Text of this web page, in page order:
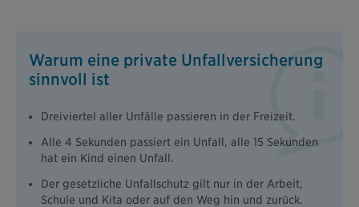
Warum eine private Unfallversicherung
sinnvoll ist
Dreiviertel aller Unfälle passieren in der Freizeit.
Alle 4 Sekunden passiert ein Unfall, alle 15 Sekunden
hat ein Kind einen Unfall.
Der gesetzliche Unfallschutz gilt nur in der Arbeit,
Schule und Kita oder auf den Weg hin und zurück.